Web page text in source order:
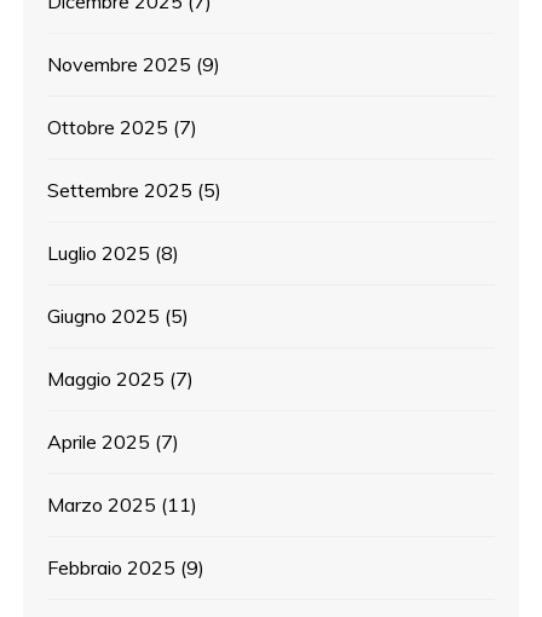
Novembre 2025 (9)
Ottobre 2025 (7)
Settembre 2025 (5)
Luglio 2025 (8)
Giugno 2025 (5)
Maggio 2025 (7)
Aprile 2025 (7)
Marzo 2025 (11)
Febbraio 2025 (9)